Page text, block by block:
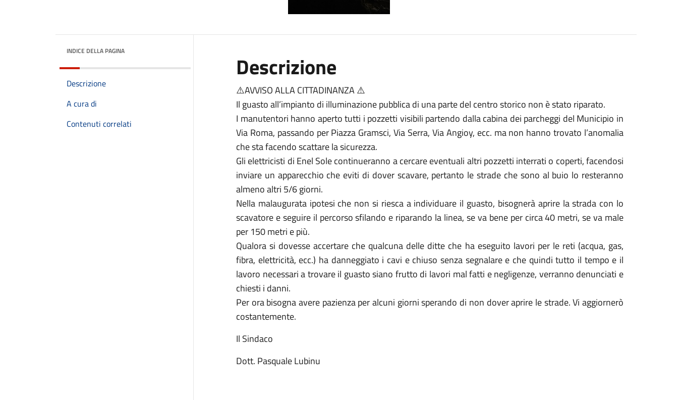
INDICE DELLA PAGINA
Descrizione
A cura di
Contenuti correlati
Descrizione
⚠️AVVISO ALLA CITTADINANZA ⚠️
Il guasto all’impianto di illuminazione pubblica di una parte del centro storico non è stato riparato.
I manutentori hanno aperto tutti i pozzetti visibili partendo dalla cabina dei parcheggi del Municipio in
Via Roma, passando per Piazza Gramsci, Via Serra, Via Angioy, ecc. ma non hanno trovato l’anomalia
che sta facendo scattare la sicurezza.
Gli elettricisti di Enel Sole continueranno a cercare eventuali altri pozzetti interrati o coperti, facendosi
inviare un apparecchio che eviti di dover scavare, pertanto le strade che sono al buio lo resteranno
almeno altri 5/6 giorni.
Nella malaugurata ipotesi che non si riesca a individuare il guasto, bisognerà aprire la strada con lo
scavatore e seguire il percorso sfilando e riparando la linea, se va bene per circa 40 metri, se va male
per 150 metri e più.
Qualora si dovesse accertare che qualcuna delle ditte che ha eseguito lavori per le reti (acqua, gas,
fibra, elettricità, ecc.) ha danneggiato i cavi e chiuso senza segnalare e che quindi tutto il tempo e il
lavoro necessari a trovare il guasto siano frutto di lavori mal fatti e negligenze, verranno denunciati e
chiesti i danni.
Per ora bisogna avere pazienza per alcuni giorni sperando di non dover aprire le strade. Vi aggiornerò
costantemente.
Il Sindaco
Dott. Pasquale Lubinu